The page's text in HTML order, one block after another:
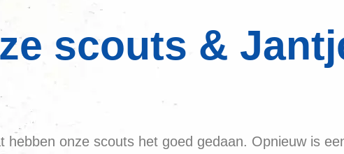
scouts &
onze scouts het goed gedaan. Opnieuw is